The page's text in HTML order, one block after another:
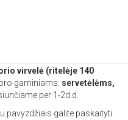
virvelė (ritelėje 140
gaminiams: servetėlėms,
per 1-2d.d.
pavyzdžiais galite paskaityti